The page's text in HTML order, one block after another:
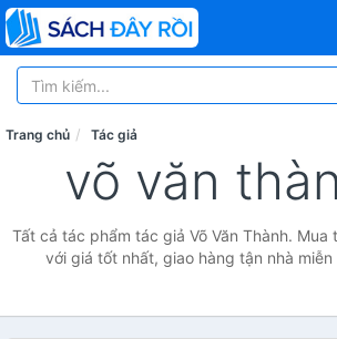
Trang chủ Tác giả
võ văn
Tất cả tác phẩm tác giả Võ Văn Thành. Mua
với giá tốt nhất, giao hàng tận nhà miễn